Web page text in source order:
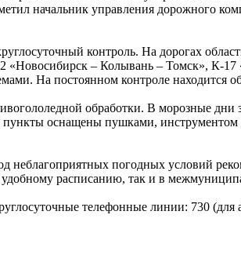
начальник управления дорожного
контроль. На дорогах
«Новосибирск – Колывань – Томск», К-
На постоянном контроле находится
обработки. В морозные
оснащены пушками, инструментом
погодных условий
удобному расписанию, так и в
телефонные линии: 730